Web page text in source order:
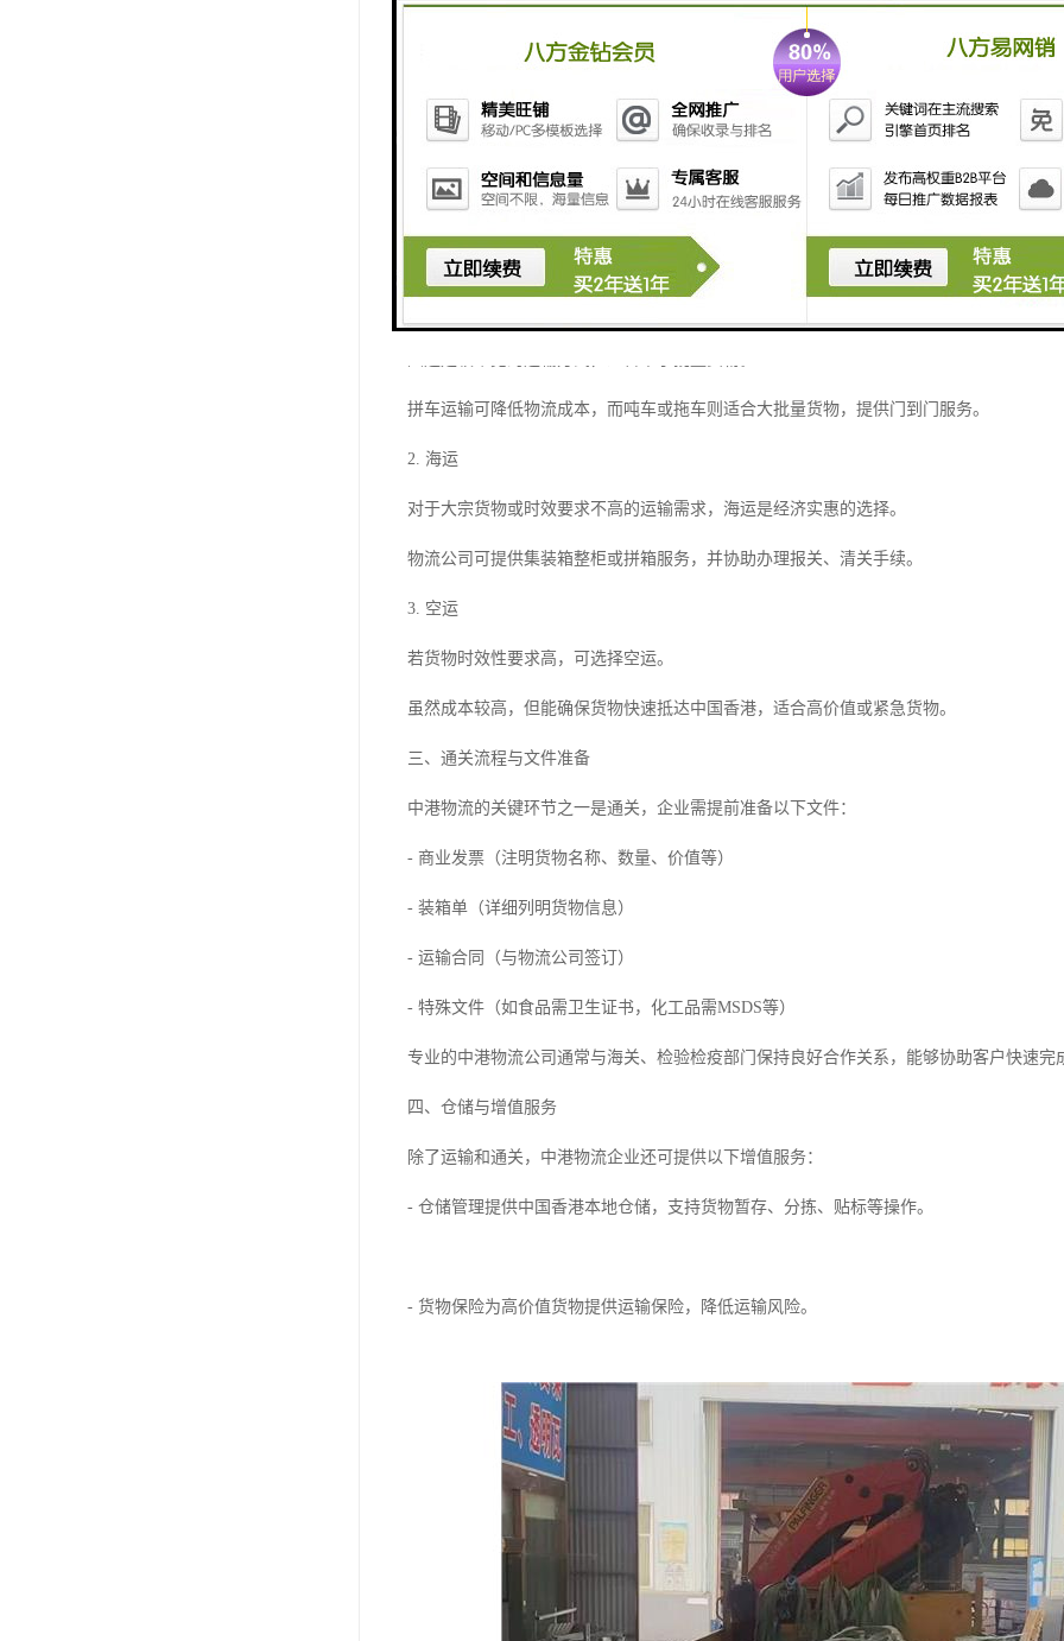
专业的物流企业通常拥有跨境运输许可证、海关备案资质等，能够提供合法、高效的运输
货物包装需符合运输标准，避免在运输过程中受损。
二、韶关至中国香港的物流运输方式
中港物流企业通常提供多种运输方案，企业可根据货物特性、时效要求及成本预算灵活选
拼车运输可降低物流成本，而吨车或拖车则适合大批量货物，提供门到门服务。
2. 海运
对于大宗货物或时效要求不高的运输需求，海运是经济实惠的选择。
物流公司可提供集装箱整柜或拼箱服务，并协助办理报关、清关手续。
3. 空运
若货物时效性要求高，可选择空运。
虽然成本较高，但能确保货物快速抵达中国香港，适合高价值或紧急货物。
三、通关流程与文件准备
中港物流的关键环节之一是通关，企业需提前准备以下文件：
- 商业发票（注明货物名称、数量、价值等）
- 装箱单（详细列明货物信息）
- 运输合同（与物流公司签订）
- 特殊文件（如食品需卫生证书，化工品需MSDS等）
专业的中港物流公司通常与海关、检验检疫部门保持良好合作关系，能够协助客户快速
四、仓储与增值服务
除了运输和通关，中港物流企业还可提供以下增值服务：
- 仓储管理提供中国香港本地仓储，支持货物暂存、分拣、贴标等操作。
- 货物保险为高价值货物提供运输保险，降低运输风险。